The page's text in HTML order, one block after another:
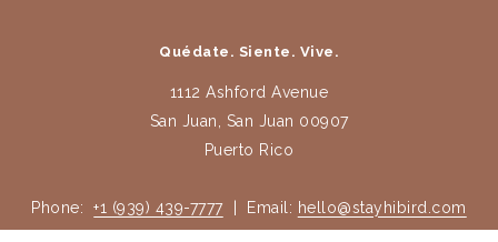
Quédate. Siente. Vive.
1112 Ashford Avenue
San Juan, San Juan 00907
Puerto Rico
Phone:+1 (939) 439-7777 | Email: hello@stayhibird.com